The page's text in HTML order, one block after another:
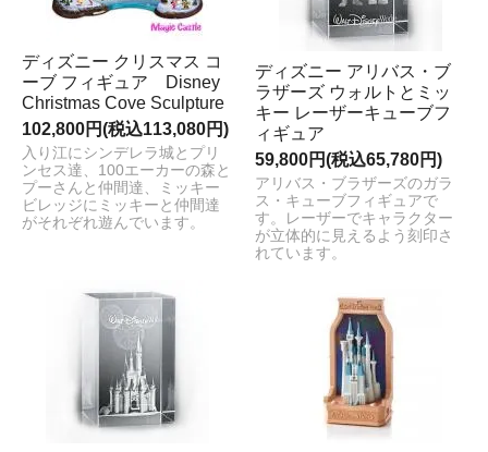
ディズニー クリスマス コ
ーブ フィギュア Disney
Christmas Cove Sculpture
102,800円(税込113,080円)
入り江にシンデレラ城とプリ
ンセス達、100エーカーの森と
プーさんと仲間達、ミッキー
ビレッジにミッキーと仲間達
がそれぞれ遊んでいます。
ディズニー アリバス・ブ
ラザーズ ウォルトとミッ
キー レーザーキューブフ
ィギュア
59,800円(税込65,780円)
アリバス・ブラザーズのガラ
ス・キューブフィギュアで
す。レーザーでキャラクター
が立体的に見えるよう刻印さ
れています。